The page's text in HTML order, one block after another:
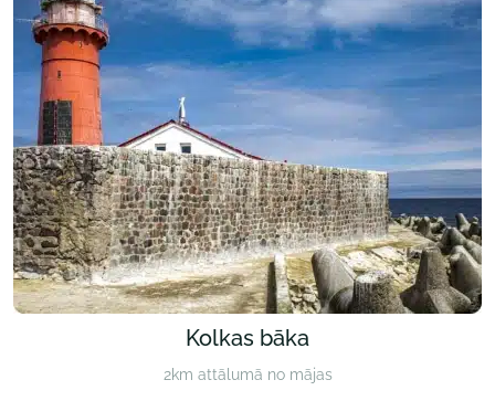
Kolkas bāka
2km attālumā no mājas